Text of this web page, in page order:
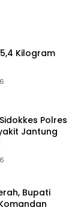
Kilogram
Polres
Jantung
Bupati